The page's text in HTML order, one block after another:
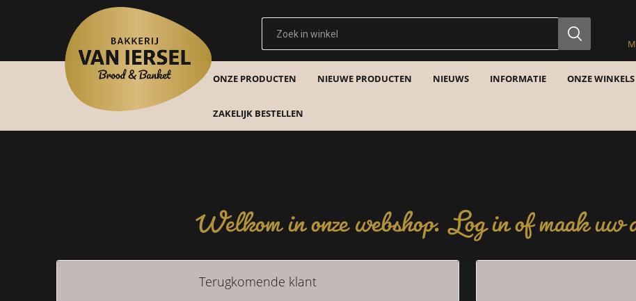
ONZE PRODUCTEN NIEUWE PRODUCTEN NIEUWS INFORMATIE ONZE WINKELS
ZAKELIJK BESTELLEN
Welkom in onze webshop. Log in of maak
Terugkomende klant